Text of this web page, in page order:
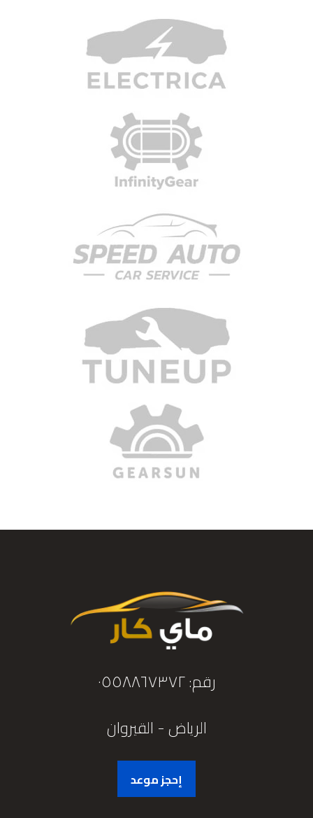
رقم: ٠٥٥٨٨٦٧٣٧٢
الرياض - القيروان
إحجز موعد